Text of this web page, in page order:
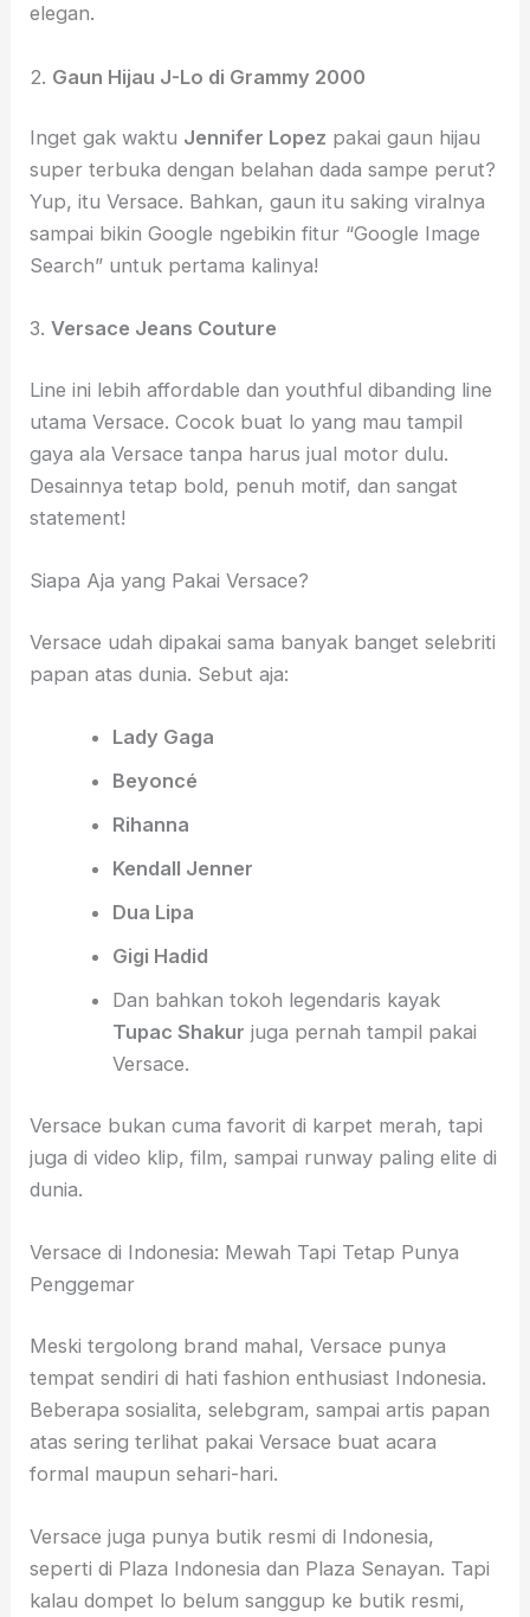
elegan.
2. Gaun Hijau J-Lo di Grammy 2000
Inget gak waktu Jennifer Lopez pakai gaun hijau
super terbuka dengan belahan dada sampe perut?
Yup, itu Versace. Bahkan, gaun itu saking viralnya
sampai bikin Google ngebikin fitur “Google Image
Search” untuk pertama kalinya!
3.Versace Jeans Couture
Line ini lebih affordable dan youthful dibanding line
utama Versace. Cocok buat lo yang mau tampil
gaya ala Versace tanpa harus jual motor dulu.
Desainnya tetap bold, penuh motif, dan sangat
statement!
Siapa Aja yang Pakai Versace?
Versace udah dipakai sama banyak banget selebriti
papan atas dunia. Sebut aja:
Lady Gaga
Beyoncé
Rihanna
Kendall Jenner
Dua Lipa
Gigi Hadid
Dan bahkan tokoh legendaris kayak
Tupac Shakur juga pernah tampil pakai
Versace.
Versace bukan cuma favorit di karpet merah, tapi
juga di video klip, film, sampai runway paling elite di
dunia.
Versace di Indonesia: Mewah Tapi Tetap Punya
Penggemar
Meski tergolong brand mahal, Versace punya
tempat sendiri di hati fashion enthusiast Indonesia.
Beberapa sosialita, selebgram, sampai artis papan
atas sering terlihat pakai Versace buat acara
formal maupun sehari-hari.
Versace juga punya butik resmi di Indonesia,
seperti di Plaza Indonesia dan Plaza Senayan. Tapi
kalau dompet lo belum sanggup ke butik resmi,